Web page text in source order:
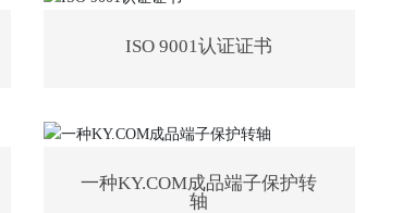
ISO 9001认证证书
一种KY.COM成品端子保护转
轴